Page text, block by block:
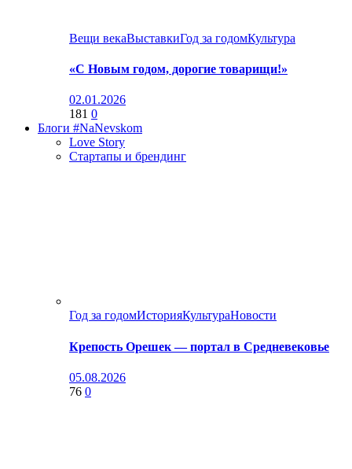
Вещи векаВыставкиГод за годомКультура
«С Новым годом, дорогие товарищи!»
02.01.2026
181 0
Блоги #NaNevskom
Love Story
Стартапы и брендинг
Год за годомИсторияКультураНовости
Крепость Орешек — портал в Средневековье
05.08.2026
76 0